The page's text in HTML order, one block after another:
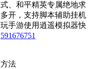
、和平精英专属绝地求
开，支持脚本辅助挂机
手游使用逍遥模拟器快
591676751
法